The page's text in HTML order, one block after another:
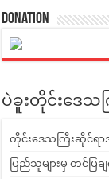
Donation
ပဲခူးတိုင်းဒေသ
တိုင်းဒေသကြီးဆိုင်ရ
ပြည်သူများမှ တင်ပြချ